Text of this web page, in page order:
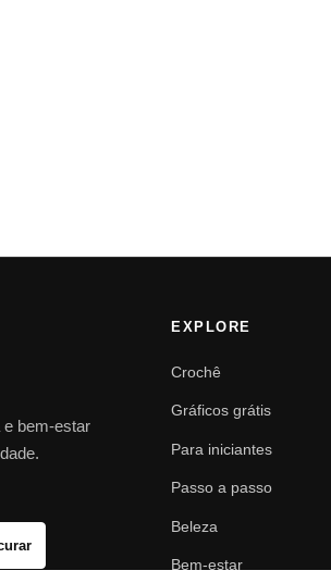
e bem-estar
EXPLORE
Crochê
Gráficos grátis
Para iniciantes
Passo a passo
Beleza
Bem-estar